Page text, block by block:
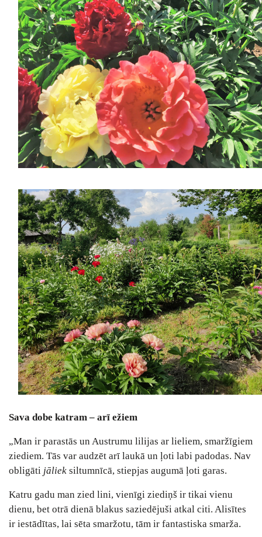
Sava dobe katram – arī ežiem
„Man ir parastās un Austrumu lilijas ar lieliem, smaržīgiem
ziediem. Tās var audzēt arī laukā un ļoti labi padodas. Nav
obligāti jāliek siltumnīcā, stiepjas augumā ļoti garas.
Katru gadu man zied lini, vienīgi ziediņš ir tikai vienu
dienu, bet otrā dienā blakus saziedējuši atkal citi. Alisītes
ir iestādītas, lai sēta smaržotu, tām ir fantastiska smarža.